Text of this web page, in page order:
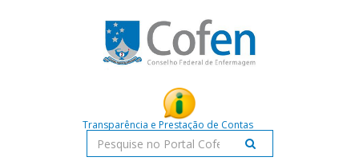
Transparência e Prestação de Contas